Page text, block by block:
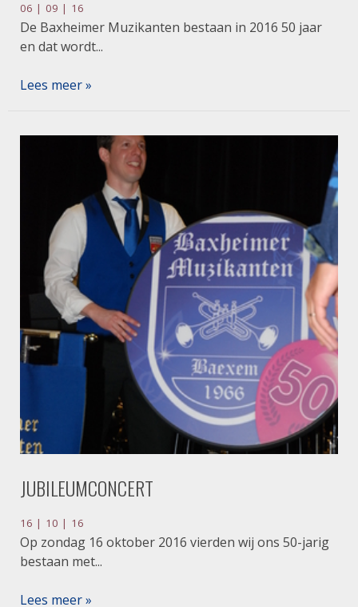
06 | 09 | 16
De Baxheimer Muzikanten bestaan in 2016 50 jaar
en dat wordt...
Lees meer »
JUBILEUMCONCERT
16 | 10 | 16
Op zondag 16 oktober 2016 vierden wij ons 50-jarig
bestaan met...
Lees meer »